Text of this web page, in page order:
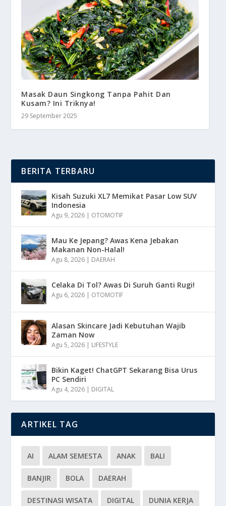
Masak Daun Singkong Tanpa Pahit Dan
Kusam? Ini Triknya!
29 September 2025
BERITA TERBARU
Kisah Suzuki XL7 Memikat Pasar Low SUV
Indonesia
Agu 9, 2026 | OTOMOTIF
Mau Ke Jepang? Awas Kena Jebakan
Makanan Non-Halal!
Agu 8, 2026 | DAERAH
Celaka Di Tol? Awas Di Suruh Ganti Rugi!
Agu 6, 2026 | OTOMOTIF
Alasan Skincare Jadi Kebutuhan Wajib
Zaman Now
Agu 5, 2026 | LIFESTYLE
Bikin Kaget! ChatGPT Sekarang Bisa Urus
PC Sendiri
Agu 4, 2026 | DIGITAL
ARTIKEL TAG
AI ALAM SEMESTA ANAK BALI
BANJIR BOLA DAERAH
DESTINASI WISATA DIGITAL DUNIA KERJA